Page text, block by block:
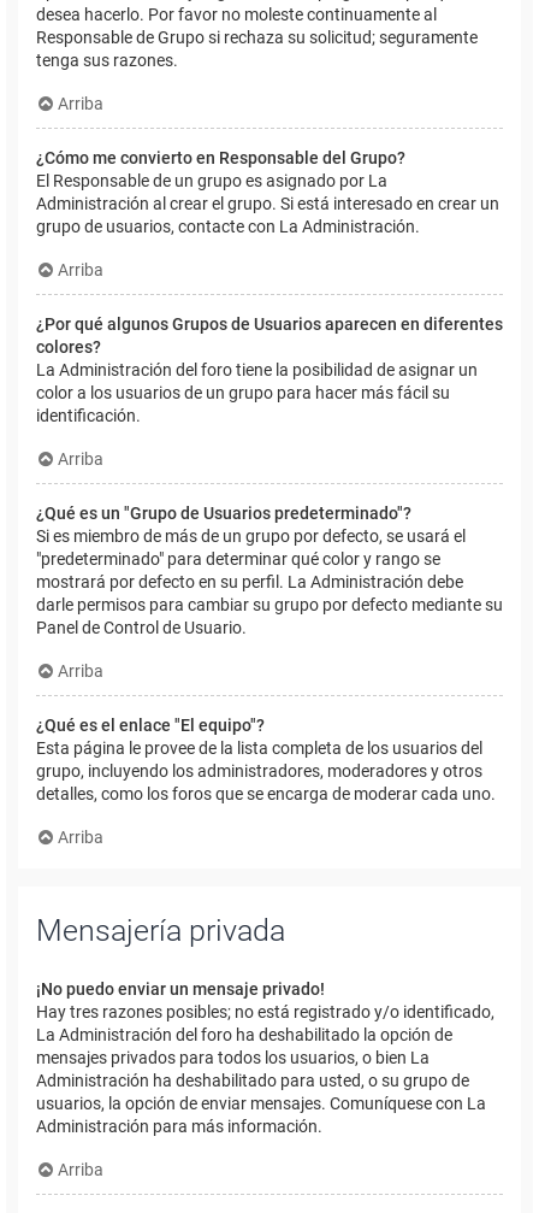
desea hacerlo. Por favor no moleste continuamente al
Responsable de Grupo si rechaza su solicitud; seguramente
tenga sus razones.
Arriba
¿Cómo me convierto en Responsable del Grupo?
El Responsable de un grupo es asignado por La
Administración al crear el grupo. Si está interesado en crear un
grupo de usuarios, contacte con La Administración.
Arriba
¿Por qué algunos Grupos de Usuarios aparecen en diferentes
colores?
La Administración del foro tiene la posibilidad de asignar un
color a los usuarios de un grupo para hacer más fácil su
identificación.
Arriba
¿Qué es un "Grupo de Usuarios predeterminado"?
Si es miembro de más de un grupo por defecto, se usará el
"predeterminado" para determinar qué color y rango se
mostrará por defecto en su perfil. La Administración debe
darle permisos para cambiar su grupo por defecto mediante su
Panel de Control de Usuario.
Arriba
¿Qué es el enlace "El equipo"?
Esta página le provee de la lista completa de los usuarios del
grupo, incluyendo los administradores, moderadores y otros
detalles, como los foros que se encarga de moderar cada uno.
Arriba
Mensajería privada
¡No puedo enviar un mensaje privado!
Hay tres razones posibles; no está registrado y/o identificado,
La Administración del foro ha deshabilitado la opción de
mensajes privados para todos los usuarios, o bien La
Administración ha deshabilitado para usted, o su grupo de
usuarios, la opción de enviar mensajes. Comuníquese con La
Administración para más información.
Arriba